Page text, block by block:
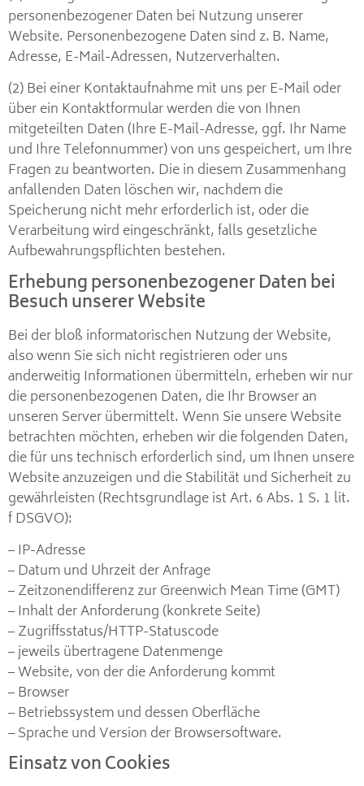
personenbezogener Daten bei Nutzung unserer
Website. Personenbezogene Daten sind z. B. Name,
Adresse, E-Mail-Adressen, Nutzerverhalten.
(2) Bei einer Kontaktaufnahme mit uns per E-Mail oder
über ein Kontaktformular werden die von Ihnen
mitgeteilten Daten (Ihre E-Mail-Adresse, ggf. Ihr Name
und Ihre Telefonnummer) von uns gespeichert, um Ihre
Fragen zu beantworten. Die in diesem Zusammenhang
anfallenden Daten löschen wir, nachdem die
Speicherung nicht mehr erforderlich ist, oder die
Verarbeitung wird eingeschränkt, falls gesetzliche
Aufbewahrungspflichten bestehen.
Erhebung personenbezogener Daten bei
Besuch unserer Website
Bei der bloß informatorischen Nutzung der Website,
also wenn Sie sich nicht registrieren oder uns
anderweitig Informationen übermitteln, erheben wir nur
die personenbezogenen Daten, die Ihr Browser an
unseren Server übermittelt. Wenn Sie unsere Website
betrachten möchten, erheben wir die folgenden Daten,
die für uns technisch erforderlich sind, um Ihnen unsere
Website anzuzeigen und die Stabilität und Sicherheit zu
gewährleisten (Rechtsgrundlage ist Art. 6 Abs. 1 S. 1 lit.
f DSGVO):
– IP-Adresse
– Datum und Uhrzeit der Anfrage
– Zeitzonendifferenz zur Greenwich Mean Time (GMT)
– Inhalt der Anforderung (konkrete Seite)
– Zugriffsstatus/HTTP-Statuscode
– jeweils übertragene Datenmenge
– Website, von der die Anforderung kommt
– Browser
– Betriebssystem und dessen Oberfläche
– Sprache und Version der Browsersoftware.
Einsatz von Cookies